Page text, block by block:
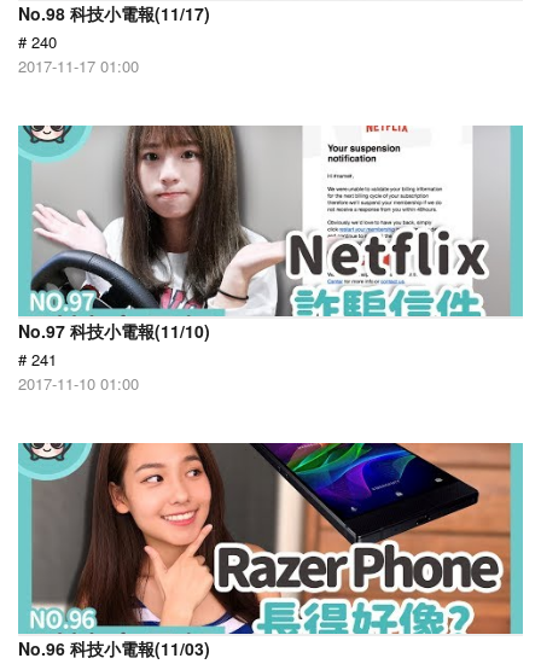
No.98 科技小電報(11/17)
# 240
2017-11-17 01:00
No.97 科技小電報(11/10)
# 241
2017-11-10 01:00
No.96 科技小電報(11/03)